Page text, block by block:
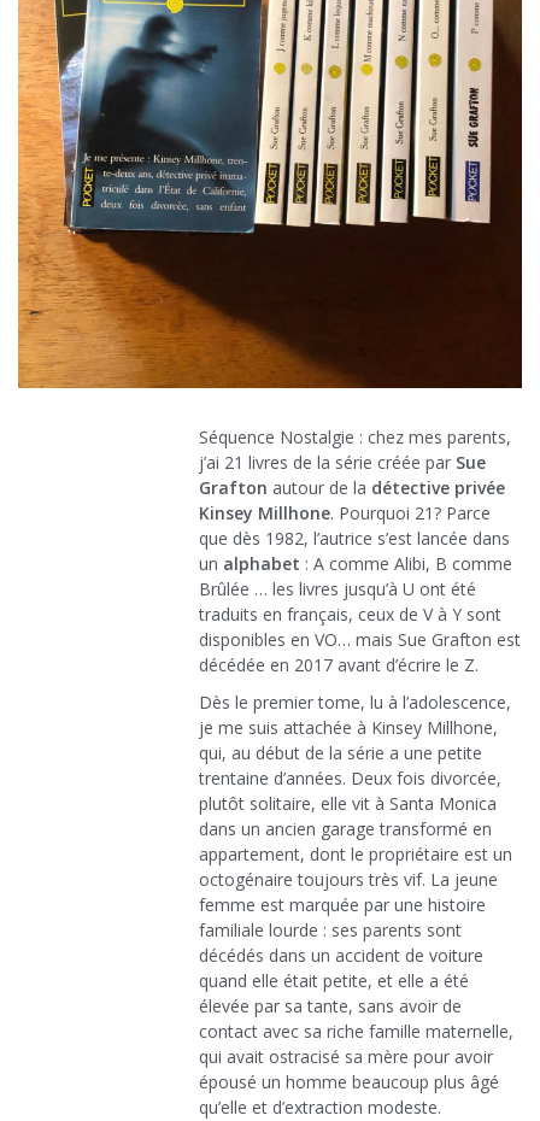
Séquence Nostalgie : chez mes parents,
j’ai 21 livres de la série créée par Sue
Grafton autour de la détective privée
Kinsey Millhone. Pourquoi 21? Parce
que dès 1982, l’autrice s’est lancée dans
un alphabet : A comme Alibi, B comme
Brûlée … les livres jusqu’à U ont été
traduits en français, ceux de V à Y sont
disponibles en VO… mais Sue Grafton est
décédée en 2017 avant d’écrire le Z.
Dès le premier tome, lu à l’adolescence,
je me suis attachée à Kinsey Millhone,
qui, au début de la série a une petite
trentaine d’années. Deux fois divorcée,
plutôt solitaire, elle vit à Santa Monica
dans un ancien garage transformé en
appartement, dont le propriétaire est un
octogénaire toujours très vif. La jeune
femme est marquée par une histoire
familiale lourde : ses parents sont
décédés dans un accident de voiture
quand elle était petite, et elle a été
élevée par sa tante, sans avoir de
contact avec sa riche famille maternelle,
qui avait ostracisé sa mère pour avoir
épousé un homme beaucoup plus âgé
qu’elle et d’extraction modeste.